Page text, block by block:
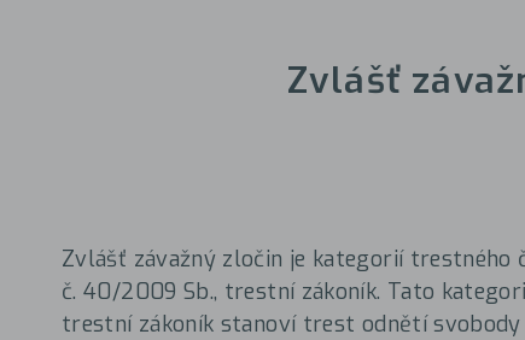
Zvlášť
Zvlášť závažný zločin je kategorií trestného
č. 40/2009 Sb., trestní zákoník. Tato
trestní zákoník stanoví trest odnětí